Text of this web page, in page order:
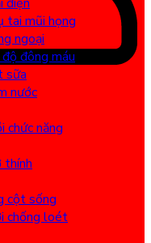
tai mũi họng
ngoại
đông máu
sữa
nước
chức năng
thính
cột sống
chống loét